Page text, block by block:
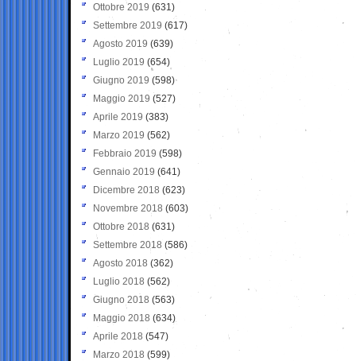
Ottobre 2019 (631)
Settembre 2019 (617)
Agosto 2019 (639)
Luglio 2019 (654)
Giugno 2019 (598)
Maggio 2019 (527)
Aprile 2019 (383)
Marzo 2019 (562)
Febbraio 2019 (598)
Gennaio 2019 (641)
Dicembre 2018 (623)
Novembre 2018 (603)
Ottobre 2018 (631)
Settembre 2018 (586)
Agosto 2018 (362)
Luglio 2018 (562)
Giugno 2018 (563)
Maggio 2018 (634)
Aprile 2018 (547)
Marzo 2018 (599)